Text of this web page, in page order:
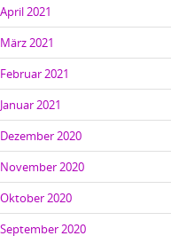
April 2021
März 2021
Februar 2021
Januar 2021
Dezember 2020
November 2020
Oktober 2020
September 2020